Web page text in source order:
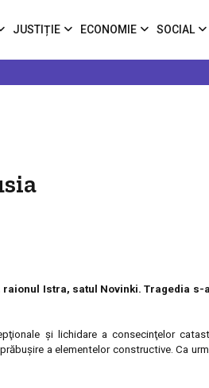
JUSTIȚIE ECONOMIE SOCIAL
Istra, satul Novinki. Tragedia s-
şi lichidare a consecinţelor
a elementelor constructive. Ca